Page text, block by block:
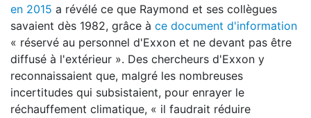
en 2015 a révélé ce que Raymond et ses collègues
savaient dès 1982, grâce à ce document d'information
« réservé au personnel d'Exxon et ne devant pas être
diffusé à l'extérieur ». Des chercheurs d'Exxon y
reconnaissaient que, malgré les nombreuses
incertitudes qui subsistaient, pour enrayer le
réchauffement climatique, « il faudrait réduire